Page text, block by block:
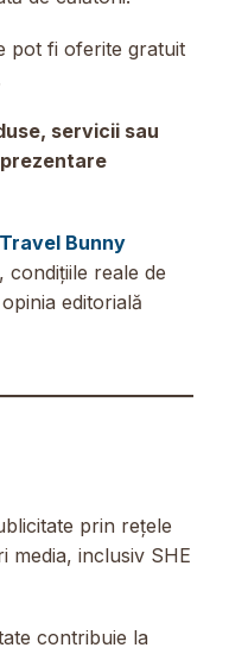
pot fi oferite gratuit
servicii sau
Bunny
reale de
editorială
prin rețele
media, inclusiv SHE
contribuie la